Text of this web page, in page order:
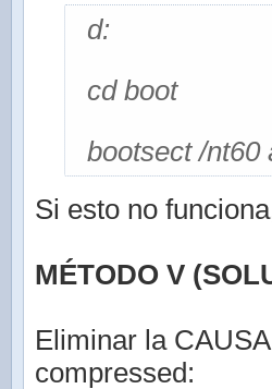
d:
cd boot
bootsect /nt60
Si esto no
MÉTODO V
Eliminar la
compressed: